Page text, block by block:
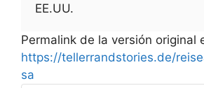
EE.UU.
Permalink de la versión original
https://tellerrandstories.de/
sa